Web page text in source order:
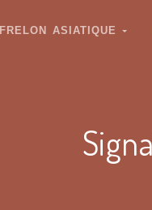
FRELON ASIATIQUE